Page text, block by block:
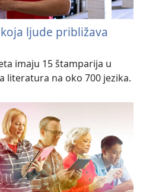
ljude približava
imaju 15 štamparija u
literatura na oko 700 jezika.